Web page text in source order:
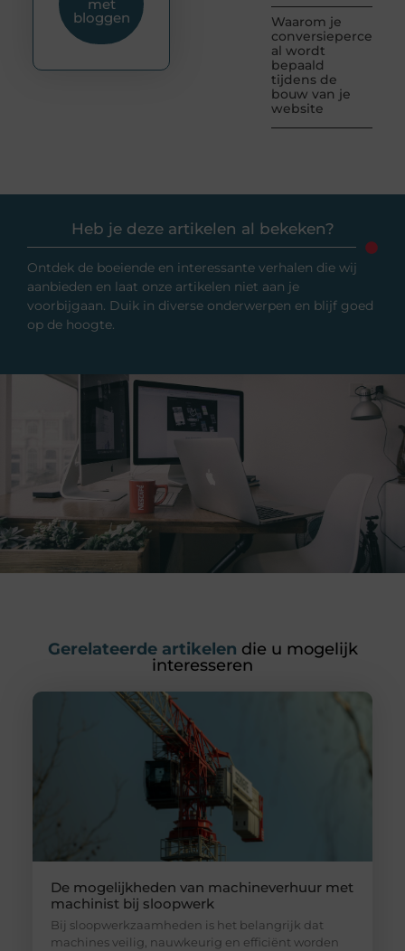
Waarom je
al wordt
bepaald
tijdens de
bouw van je
website
met
bloggen
Heb je deze artikelen al bekeken?
Ontdek de boeiende en interessante verhalen die wij
aanbieden en laat onze artikelen niet aan je
voorbijgaan. Duik in diverse onderwerpen en blijf goed
op de hoogte.
Gerelateerde artikelen die u mogelijk
interesseren
De mogelijkheden van machineverhuur met
machinist bij sloopwerk
Bij sloopwerkzaamheden is het belangrijk dat
machines veilig, nauwkeurig en efficiënt worden